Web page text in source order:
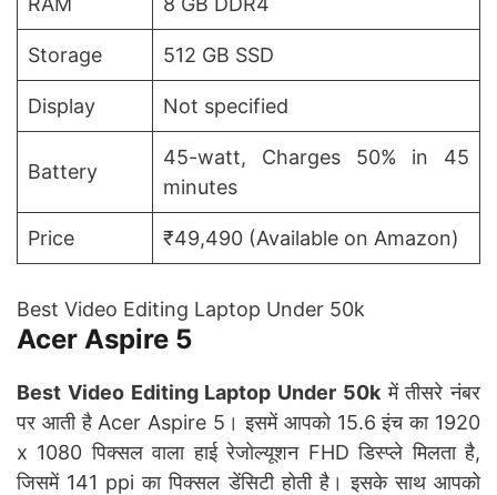
Storage 512 GB SSD
Display Not specified
Battery
45-watt, Charges 50% in 45
minutes
Price ₹49,490 (Available on Amazon)
Best Video Editing Laptop Under 50k
Acer Aspire 5
Best Video Editing Laptop Under 50kमें तीसरे नंबर
पर आती है Acer Aspire 5। इसमें आपको 15.6 इंच का 1920
x 1080 पिक्सल वाला हाई रेजोल्यूशन FHD डिस्प्ले मिलता है,
जिसमें 141 ppi का पिक्सल डेंसिटी होती है। इसके साथ आपको